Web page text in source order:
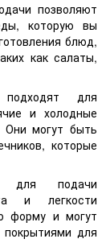
позволяют
которую вы
блюд,
как салаты,
для
и холодные
могут быть
которые
подачи
и легкости
форму и могут
для